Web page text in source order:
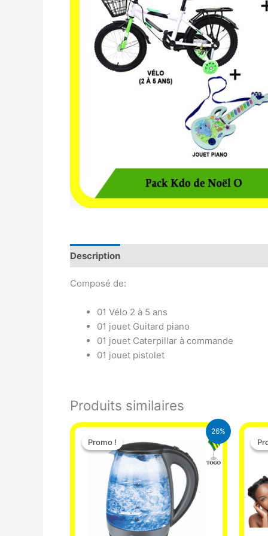
Description
Composé de:
01 Vélo 2 à 5 ans
01 jouet Guitard piano
01 jouet Caterpillar à commande
01 jouet pistolet
Produits similaires
26%
Promo !
Promo !
Le
initial
était :
16.900 CFA.
Le
actuel
est :
12.500 CFA.